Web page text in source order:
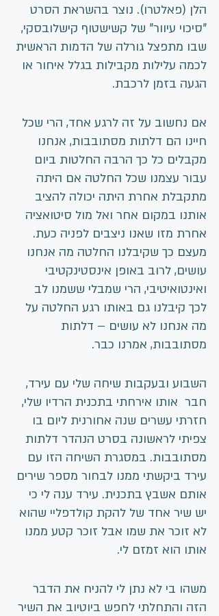
הלן (פאלטרו). נוצר בהשראת הסרט
"סיכוי עיוור" של קשישטוף קישלובסקי,
שבו מתפצל גורלה של הדמות הראשית
לכמה עלילות מקבילות בגלל איחור או
הגעה בזמן לרכבת.
אם נחשוב על זה לרגע אחד, הרי שכל
חיינו הם דלתות מסתובבות, אנחנו
מקבלים כל כך הרבה החלטות ביום
עבור עצמנו שכל החלטה אם היתה
מתקבלת אחרת היתה יכולה להציב
אותנו במקום אחר ואל מול סיטואציה
אחרת מזו שאנו ניצבים לפניה כעת.
מעצם כך שקיבלנו החלטה מה אנחנו
עושים, לרוב באופן אינסטינקטיבי
ואינטואיטיבי, הרי שמבלי ששמנו לב
לכך קיבלנו גם באותו רגע החלטה על
מה אנחנו לא עושים – דלתות
מסתובבות, אמרנו כבר.
השבוע ובעקבות שיחה שלי עם עירד,
חבר  אותו אירחתי בתכנית הרדיו שלי,
חזרתי עשרים שנה אחורנית ליום בו
צפיתי לראשונה בסרט הנהדר דלתות
מסתובבות. במסגרת השיחה הזו עם
עירד ביקשתי ממנו לבחור מספר שירים
אותם אשבץ בתכנית. עירד ענה לי כי
יש שיר אחד של להקת קולדפליי שהוא
לא זוכר את שמו אבל זוכר קטע ממנו
אותו הוא זמזם לי.
משהו בי לא נתן לי להניח את הדבר
הזה והתחלתי לחפש ביוטיוב את השיר